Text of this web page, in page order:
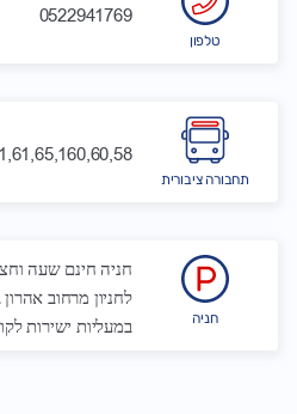
תחבורה ציבורית
חניה
חניה חינם שעה
במעליות ישירות
טלפון
0522941769